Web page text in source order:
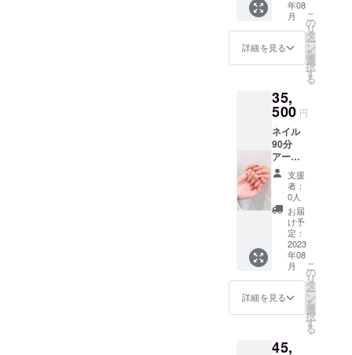
も不
可。 ご
購入い
ただい
だいた
ご住所
に、１
回券の
ハガキ
を送ら
せてい
ただき
ます。
【使用
期限は
クラウ
ドファ
ンディ
ング終
了から
２ヶ月
2023年
イルケ
アを含
めた、
180分以
内に終
わる
ト。
【アー
トの目
安は4〜
6本】※
キャラ
アー
ト、
キャラ
クター
の3Dは
不可。
特殊
アート
も不
可。長
さ出し
までと
年08
月
詳細を見る
こ
の
リ
タ
ー
ン
を
選
択
す
る
35,
500 円
ネイル
90分
アート
フリー5
回券 〜
施術内
容〜 ネ
イルオ
フ、ネ
イルケ
アを含
めた、
90分以
内に終
わる
アー
【アー
支援
者：
0人
お届
け予
定：
2023
年08
月
詳細を見る
こ
の
リ
タ
ー
ン
を
選
択
す
る
45,